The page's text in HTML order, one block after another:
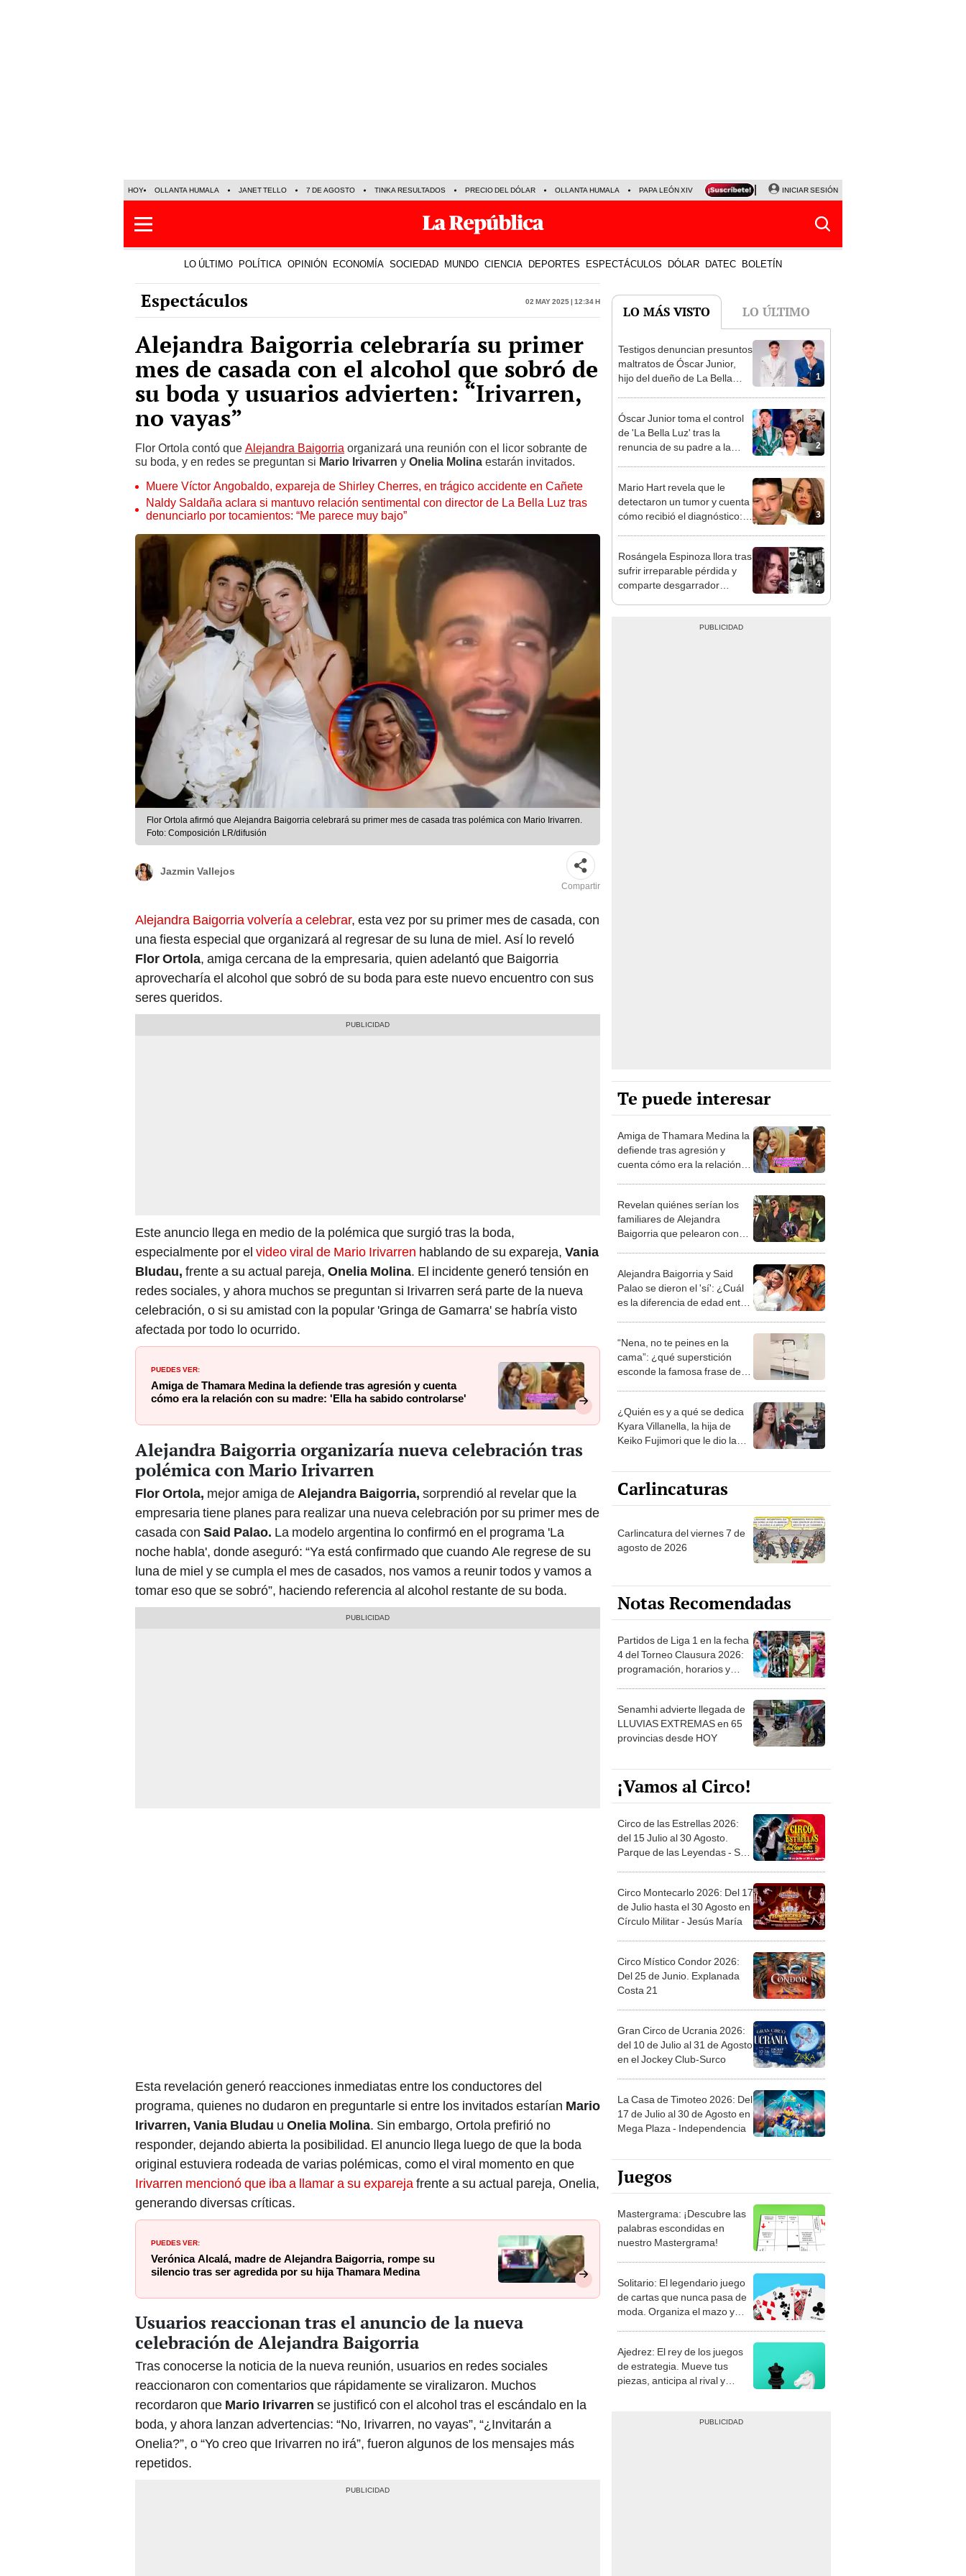
HOY OLLANTA HUMALA JANET TELLO 7 DE AGOSTO TINKA RESULTADOS PRECIO DEL DÓLAR OLLANTA HUMALA PAPA LEÓN XIV NALDY SALDAÑA LA BELLA LUZ
INICIAR SESIÓN
LO ÚLTIMO POLÍTICA OPINIÓN ECONOMÍA SOCIEDAD MUNDO CIENCIA DEPORTES ESPECTÁCULOS DÓLAR DATEC BOLETÍN
Espectáculos 02 May 2025 | 12:34 h
Alejandra Baigorria celebraría su primer
mes de casada con el alcohol que sobró de
su boda y usuarios advierten: “Irivarren,
no vayas”
Flor Ortola contó que Alejandra Baigorria organizará una reunión con el licor sobrante de
su boda, y en redes se preguntan si Mario Irivarren y Onelia Molina estarán invitados.
Muere Víctor Angobaldo, expareja de Shirley Cherres, en trágico accidente en Cañete
Naldy Saldaña aclara si mantuvo relación sentimental con director de La Bella Luz tras
denunciarlo por tocamientos: “Me parece muy bajo”
Flor Ortola afirmó que Alejandra Baigorria celebrará su primer mes de casada tras polémica con Mario Irivarren.
Foto: Composición LR/difusión
Jazmin Vallejos
Compartir
Alejandra Baigorria volvería a celebrar, esta vez por su primer mes de casada, con
una fiesta especial que organizará al regresar de su luna de miel. Así lo reveló
Flor Ortola, amiga cercana de la empresaria, quien adelantó que Baigorria
aprovecharía el alcohol que sobró de su boda para este nuevo encuentro con sus
seres queridos.
Este anuncio llega en medio de la polémica que surgió tras la boda,
especialmente por el video viral de Mario Irivarren hablando de su expareja, Vania
Bludau, frente a su actual pareja, Onelia Molina. El incidente generó tensión en
redes sociales, y ahora muchos se preguntan si Irivarren será parte de la nueva
celebración, o si su amistad con la popular 'Gringa de Gamarra' se habría visto
afectada por todo lo ocurrido.
PUEDES VER:
Amiga de Thamara Medina la defiende tras agresión y cuenta
cómo era la relación con su madre: 'Ella ha sabido controlarse'
Alejandra Baigorria organizaría nueva celebración tras
polémica con Mario Irivarren
Flor Ortola, mejor amiga deAlejandra Baigorria, sorprendió al revelar que la
empresaria tiene planes para realizar una nueva celebración por su primer mes de
casada con Said Palao. La modelo argentina lo confirmó en el programa 'La
noche habla', donde aseguró: “Ya está confirmado que cuando Ale regrese de su
luna de miel y se cumpla el mes de casados, nos vamos a reunir todos y vamos a
tomar eso que se sobró”, haciendo referencia al alcohol restante de su boda.
Esta revelación generó reacciones inmediatas entre los conductores del
programa, quienes no dudaron en preguntarle si entre los invitados estarían Mario
Irivarren, Vania Bludau u Onelia Molina. Sin embargo, Ortola prefirió no
responder, dejando abierta la posibilidad. El anuncio llega luego de que la boda
original estuviera rodeada de varias polémicas, como el viral momento en que
Irivarren mencionó que iba a llamar a su exparejafrente a su actual pareja, Onelia,
generando diversas críticas.
PUEDES VER:
Verónica Alcalá, madre de Alejandra Baigorria, rompe su
silencio tras ser agredida por su hija Thamara Medina
Usuarios reaccionan tras el anuncio de la nueva
celebración de Alejandra Baigorria
Tras conocerse la noticia de la nueva reunión, usuarios en redes sociales
reaccionaron con comentarios que rápidamente se viralizaron. Muchos
recordaron que Mario Irivarren se justificó con el alcohol tras el escándalo en la
boda, y ahora lanzan advertencias: “No, Irivarren, no vayas”, “¿Invitarán a
Onelia?”, o “Yo creo que Irivarren no irá”, fueron algunos de los mensajes más
repetidos.
LO MÁS VISTO LO ÚLTIMO
1
Testigos denuncian presuntos
maltratos de Óscar Junior,
hijo del dueño de La Bella
2
Óscar Junior toma el control
de 'La Bella Luz' tras la
renuncia de su padre a la
3
Mario Hart revela que le
detectaron un tumor y cuenta
cómo recibió el diagnóstico:
4
Rosángela Espinoza llora tras
sufrir irreparable pérdida y
comparte desgarrador
Te puede interesar
Amiga de Thamara Medina la
defiende tras agresión y
cuenta cómo era la relación
Revelan quiénes serían los
familiares de Alejandra
Baigorria que pelearon con
Alejandra Baigorria y Said
Palao se dieron el 'sí': ¿Cuál
es la diferencia de edad entre
“Nena, no te peines en la
cama”: ¿qué superstición
esconde la famosa frase de
¿Quién es y a qué se dedica
Kyara Villanella, la hija de
Keiko Fujimori que le dio la
Carlincaturas
Carlincatura del viernes 7 de
agosto de 2026
Notas Recomendadas
Partidos de Liga 1 en la fecha
4 del Torneo Clausura 2026:
programación, horarios y
Senamhi advierte llegada de
LLUVIAS EXTREMAS en 65
provincias desde HOY
¡Vamos al Circo!
Circo de las Estrellas 2026:
del 15 Julio al 30 Agosto.
Parque de las Leyendas - San
Circo Montecarlo 2026: Del 17
de Julio hasta el 30 Agosto en
Círculo Militar - Jesús María
Circo Místico Condor 2026:
Del 25 de Junio. Explanada
Costa 21
Gran Circo de Ucrania 2026:
del 10 de Julio al 31 de Agosto
en el Jockey Club-Surco
La Casa de Timoteo 2026: Del
17 de Julio al 30 de Agosto en
Mega Plaza - Independencia
Juegos
Mastergrama: ¡Descubre las
palabras escondidas en
nuestro Mastergrama!
Solitario: El legendario juego
de cartas que nunca pasa de
moda. Organiza el mazo y
Ajedrez: El rey de los juegos
de estrategia. Mueve tus
piezas, anticipa al rival y